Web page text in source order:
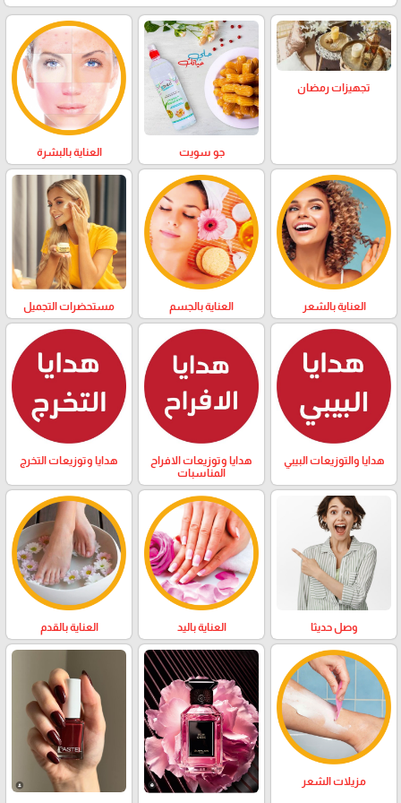
تجهيزات رمضان
جو سويت العناية بالبشرة
العناية بالشعر العناية بالجسم مستحضرات التجميل
هدايا والتوزيعات البيبي
هدايا وتوزيعات الافراح
المناسبات
هدايا وتوزيعات التخرج
وصل حديثا العناية باليد العناية بالقدم
مزيلات الشعر